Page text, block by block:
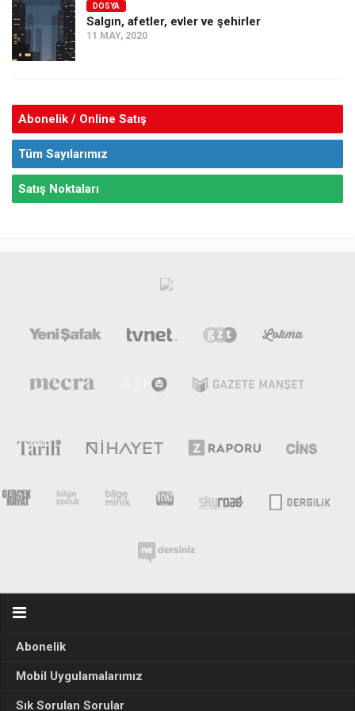
DOSYA
Salgın, afetler, evler ve şehirler
11 MAY, 2020
Abonelik / Online Satış
Tüm Sayılarımız
Satış Noktaları
Abonelik
Mobil Uygulamalarımız
Sık Sorulan Sorular